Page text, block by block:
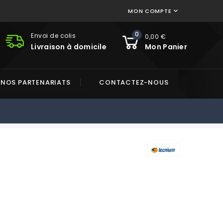
MON COMPTE 
0 0,00 €
Mon Panier
Envoi de colis
Livraison à domicile
NOS PARTENARIATS CONTACTEZ-NOUS